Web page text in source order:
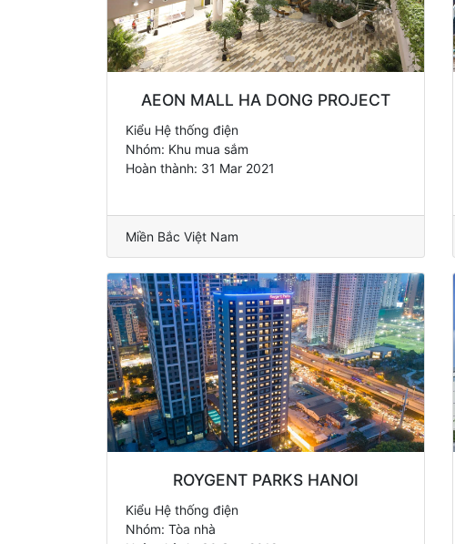
AEON MALL HA DONG PROJECT
Kiểu Hệ thống điện
Nhóm: Khu mua sắm
Hoàn thành: 31 Mar 2021
Miền Bắc Việt Nam
ROYGENT PARKS HANOI
Kiểu Hệ thống điện
Nhóm: Tòa nhà